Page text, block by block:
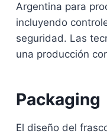
Argentina para
incluyendo
seguridad. Las
una producción
Packaging
El diseño del